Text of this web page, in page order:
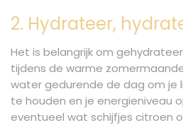
2. Hydrateer,
Het is belangrijk om
tijdens de warme
water gedurende de dag om je
te houden en je energieniveau
eventueel wat schijfjes citroen